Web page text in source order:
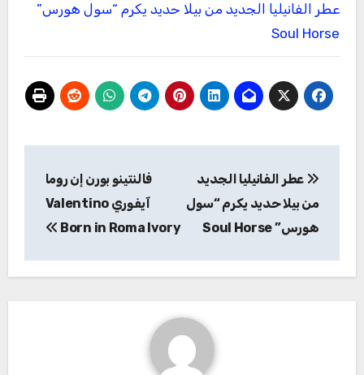
عطر الفانيليا الجديد من بيلا حديد يكرم “سول هورس”
Soul Horse
المقالات
عطر الفانيليا الجديد
من بيلا حديد يكرم “سول
هورس” Soul Horse
فالنتينو بورن إن روما
آيفوري Valentino
Born in Roma Ivory